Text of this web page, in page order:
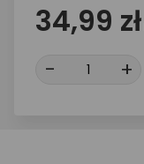
34,99 zł
- +